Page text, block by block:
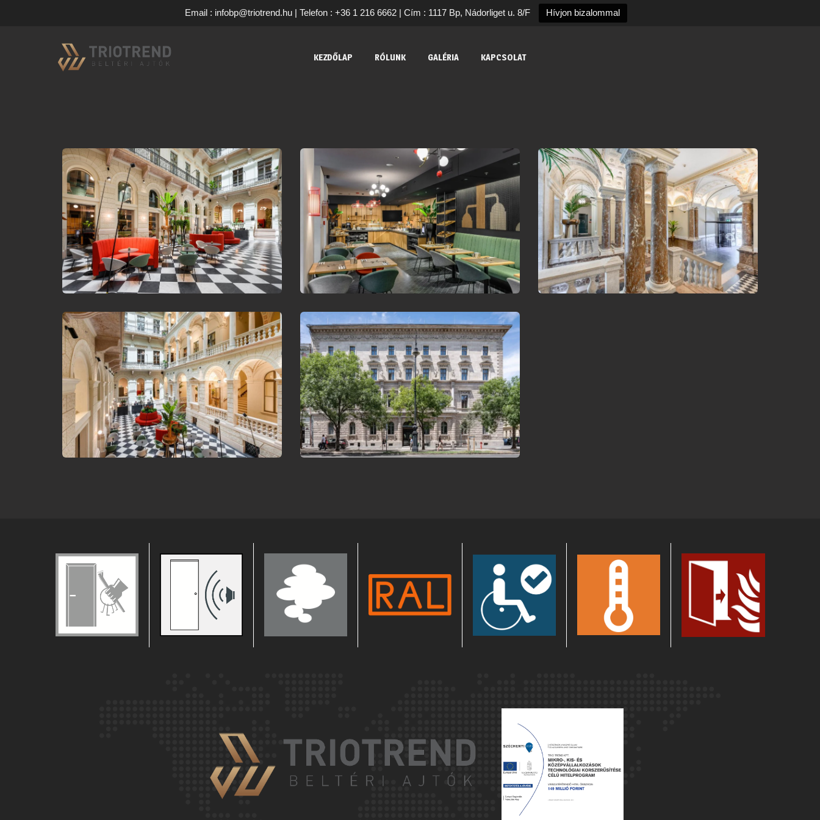
Email : infobp@triotrend.hu | Telefon : +36 1 216 6662 | Cím : 1117 Bp, Nádorliget u. 8/F Hívjon bizalommal
KEZDŐLAP RÓLUNK GALÉRIA KAPCSOLAT